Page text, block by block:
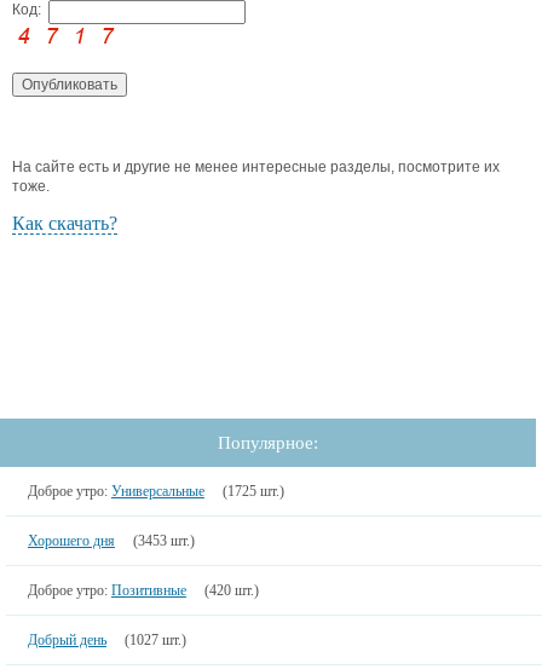
Код:
На сайте есть и другие не менее интересные разделы, посмотрите их
тоже.
Как скачать?
Популярное:
Доброе утро: Универсальные (1725 шт.)
Хорошего дня (3453 шт.)
Доброе утро: Позитивные (420 шт.)
Добрый день (1027 шт.)